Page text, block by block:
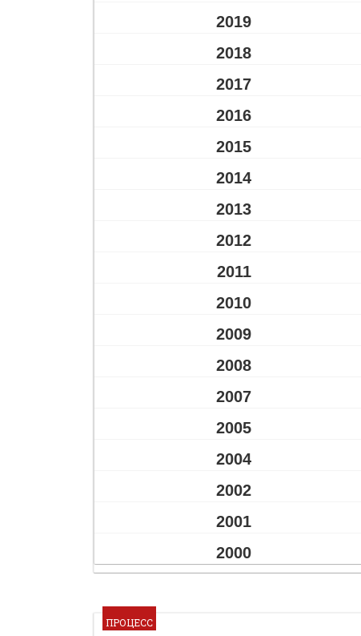
2019
2018
2017
2016
2015
2014
2013
2012
2011
2010
2009
2008
2007
2005
2004
2002
2001
2000
ПРОЦЕСС